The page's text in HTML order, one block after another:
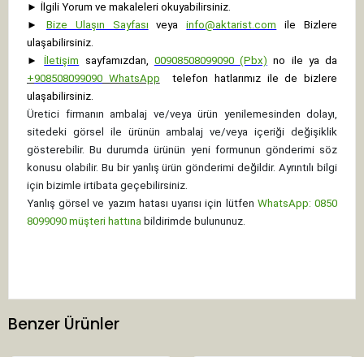
► İlgili Yorum ve makaleleri okuyabilirsiniz.
►
Bize Ulaşın Sayfası veya info@aktarist.com
ile Bizlere
ulaşabilirsiniz.
►
İletişim sayfamızdan, 00908508099090 (Pbx) no ile ya da
+908508099090 WhatsApp
telefon hatlarımız ile de bizlere
ulaşabilirsiniz.
Üretici firmanın ambalaj ve/veya ürün yenilemesinden dolayı,
sitedeki görsel ile ürünün ambalaj ve/veya içeriği değişiklik
gösterebilir. Bu durumda ürünün yeni formunun gönderimi söz
konusu olabilir. Bu bir yanlış ürün gönderimi değildir. Ayrıntılı bilgi
için bizimle irtibata geçebilirsiniz.
Yanlış görsel ve yazım hatası uyarısı için lütfen WhatsApp: 0850
8099090 müşteri hattına bildirimde bulununuz.
Benzer Ürünler